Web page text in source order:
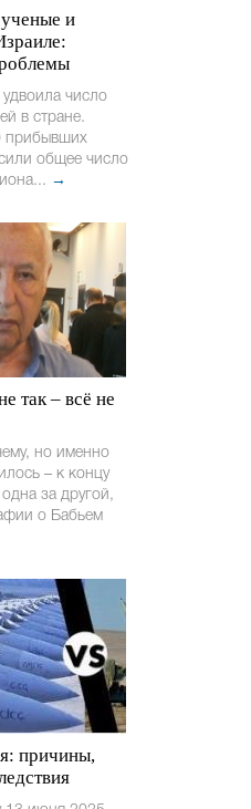
и
число
в стране.
прибывших
общее число
→
так – всё не
но именно
– к концу
за другой,
о Бабьем
причины,